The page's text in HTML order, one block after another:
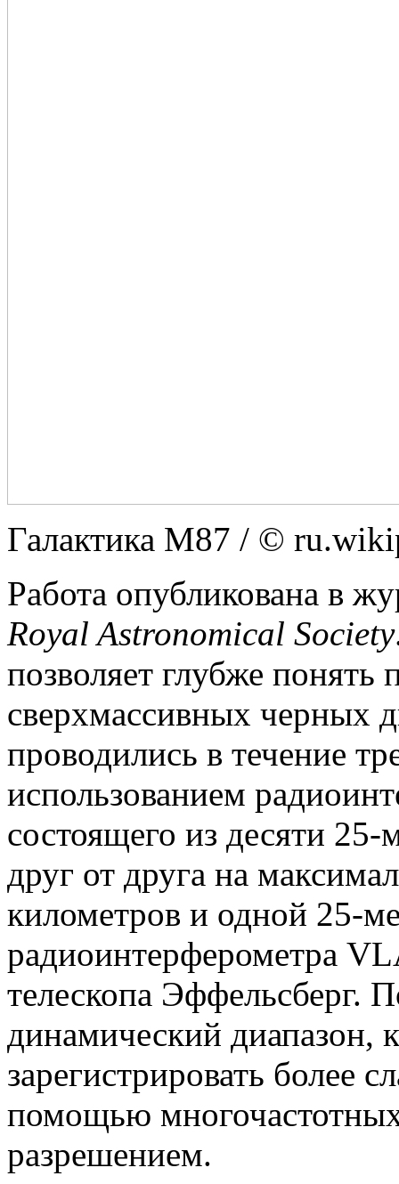
Галактика М87 / ©
Работа опубликована в
Royal Astronomical Society
позволяет глубже понять
сверхмассивных черных
проводились в течение
использованием
состоящего из десяти
друг от друга на
километров и одной 25-
радиоинтерферометра
телескопа Эффельсберг.
динамический диапазон,
зарегистрировать более
помощью
разрешением.